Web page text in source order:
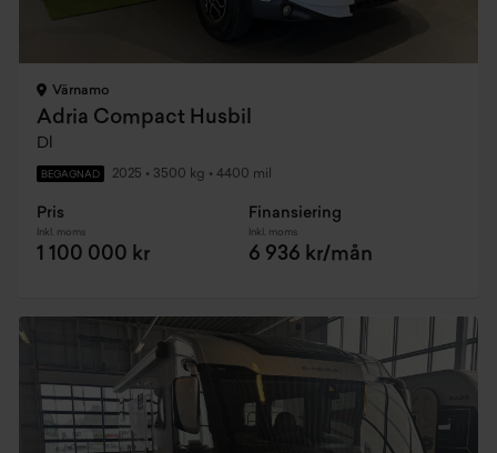
Värnamo
Adria Compact Husbil
Dl
BEGAGNAD 2025 • 3500 kg • 4400 mil
Pris
Inkl. moms
1 100 000 kr
Finansiering
Inkl. moms
6 936 kr/mån